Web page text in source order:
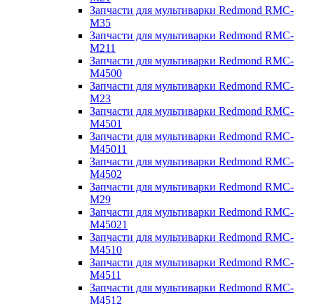
Запчасти для мультиварки Redmond RMC-
M35
Запчасти для мультиварки Redmond RMC-
M211
Запчасти для мультиварки Redmond RMC-
M4500
Запчасти для мультиварки Redmond RMC-
M23
Запчасти для мультиварки Redmond RMC-
M4501
Запчасти для мультиварки Redmond RMC-
M45011
Запчасти для мультиварки Redmond RMC-
M4502
Запчасти для мультиварки Redmond RMC-
M29
Запчасти для мультиварки Redmond RMC-
M45021
Запчасти для мультиварки Redmond RMC-
M4510
Запчасти для мультиварки Redmond RMC-
M4511
Запчасти для мультиварки Redmond RMC-
M4512